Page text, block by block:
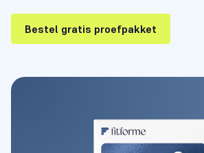
Bestel gratis proefpakket